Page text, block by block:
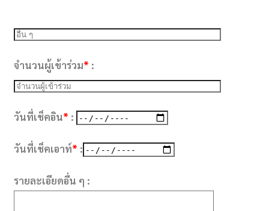
จำนวนผู้เข้าร่วม* :
วันที่เช็คอิน* :
วันที่เช็คเอาท์* :
รายละเอียดอื่น ๆ :